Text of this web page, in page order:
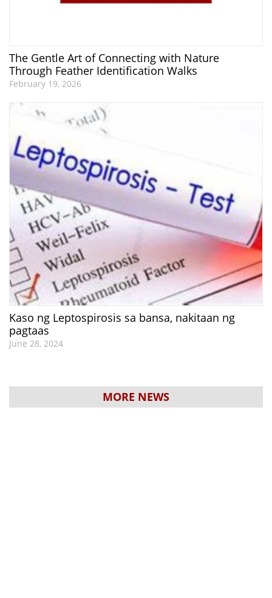
The Gentle Art of Connecting with Nature
Through Feather Identification Walks
February 19, 2026
Kaso ng Leptospirosis sa bansa, nakitaan ng
pagtaas
June 28, 2024
MORE NEWS